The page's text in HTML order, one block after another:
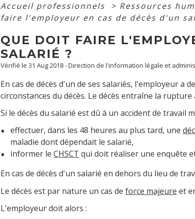
Accueil professionnels > Ressources
faire l'employeur en cas de décès d'un
QUE DOIT FAIRE
SALARIÉ ?
Vérifié le 31 Aug 2018 - Direction de l'information légale et
En cas de décès d'un de ses salariés, l'employeur a
circonstances du décès. Le décès entraîne la
Si le décès du salarié est dû à un accident de travail
effectuer, dans les 48 heures au plus tard, une
maladie dont dépendait le salarié,
informer le CHSCT qui doit réaliser une enquête
En cas de décès d'un salarié en dehors du lieu de
Le décès est par nature un cas de force majeure et
L'employeur doit alors :